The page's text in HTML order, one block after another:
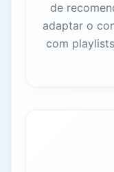
de
adaptar o
com